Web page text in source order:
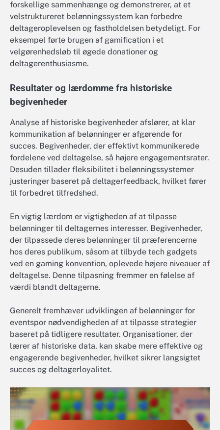
forskellige sammenhænge og demonstrerer, at et
velstruktureret belønningssystem kan forbedre
deltageroplevelsen og fastholdelsen betydeligt. For
eksempel førte brugen af gamification i et
velgørenhedsløb til øgede donationer og
deltagerenthusiasme.
Resultater og lærdomme fra historiske
begivenheder
Analyse af historiske begivenheder afslører, at klar
kommunikation af belønninger er afgørende for
succes. Begivenheder, der effektivt kommunikerede
fordelene ved deltagelse, så højere engagementsrater.
Desuden tillader fleksibilitet i belønningssystemer
justeringer baseret på deltagerfeedback, hvilket fører
til forbedret tilfredshed.
En vigtig lærdom er vigtigheden af at tilpasse
belønninger til deltagernes interesser. Begivenheder,
der tilpassede deres belønninger til præferencerne
hos deres publikum, såsom at tilbyde tech gadgets
ved en gaming konvention, oplevede højere niveauer af
deltagelse. Denne tilpasning fremmer en følelse af
værdi blandt deltagerne.
Generelt fremhæver udviklingen af belønninger for
eventspor nødvendigheden af at tilpasse strategier
baseret på tidligere resultater. Organisationer, der
lærer af historiske data, kan skabe mere effektive og
engagerende begivenheder, hvilket sikrer langsigtet
succes og deltagerloyalitet.